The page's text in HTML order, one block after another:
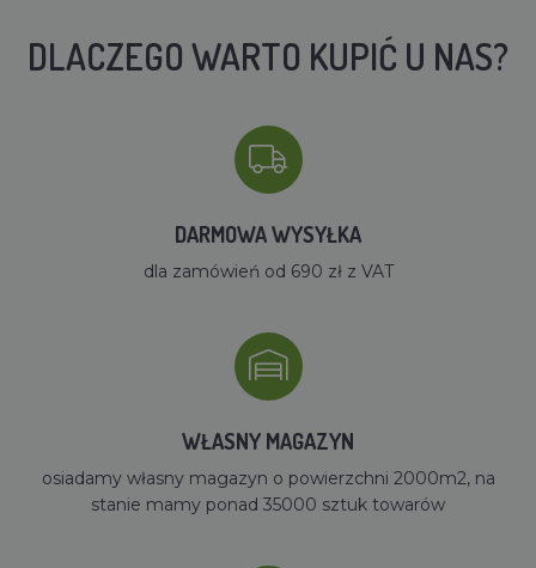
DLACZEGO WARTO KUPIĆ U NAS?
DARMOWA WYSYŁKA
dla zamówień od 690 zł z VAT
WŁASNY MAGAZYN
osiadamy własny magazyn o powierzchni 2000m2, na
stanie mamy ponad 35000 sztuk towarów